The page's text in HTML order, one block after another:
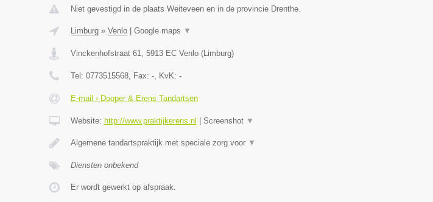
Niet gevestigd in de plaats Weiteveen en in de provincie Drenthe.
Limburg» Venlo| Google maps ▼
Vinckenhofstraat 61, 5913 EC Venlo(Limburg)
Tel: 0773515568, Fax: -, KvK: -
E-mail › Dooper & Erens Tandartsen
Website: http://www.praktijkerens.nl Screenshot ▼
Algemene tandartspraktijk met speciale zorg voor ▼
Diensten onbekend
Er wordt gewerkt op afspraak.